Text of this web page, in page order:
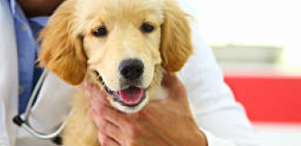
Laserterapia